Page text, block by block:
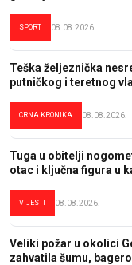
SPORT 08.08.2026.
Teška željeznička
putničkog i teretnog
CRNA KRONIKA 08.08.2026.
Tuga u obitelji
otac i ključna figura u
VIJESTI 08.08.2026.
Veliki požar u okolici
zahvatila šumu,